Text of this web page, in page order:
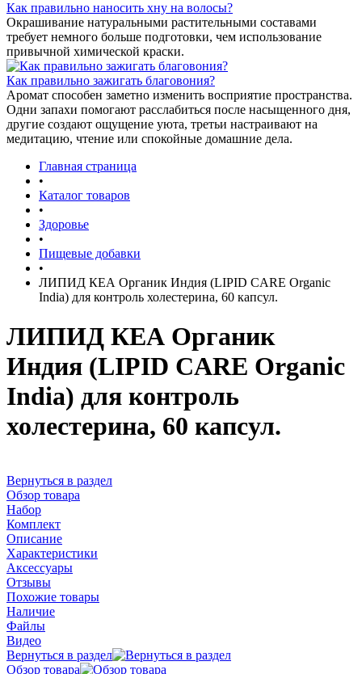
Как правильно наносить хну на волосы?
Окрашивание натуральными растительными составами
требует немного больше подготовки, чем использование
привычной химической краски.
Как правильно зажигать благовония?
Аромат способен заметно изменить восприятие пространства.
Одни запахи помогают расслабиться после насыщенного дня,
другие создают ощущение уюта, третьи настраивают на
медитацию, чтение или спокойные домашние дела.
Главная страница
•
Каталог товаров
•
Здоровье
•
Пищевые добавки
•
ЛИПИД КЕА Органик Индия (LIPID CARE Organic
India) для контроль холестерина, 60 капсул.
ЛИПИД КЕА Органик
Индия (LIPID CARE Organic
India) для контроль
холестерина, 60 капсул.
Вернуться в раздел
Обзор товара
Набор
Комплект
Описание
Характеристики
Аксессуары
Отзывы
Похожие товары
Наличие
Файлы
Видео
Вернуться в раздел
Обзор товара